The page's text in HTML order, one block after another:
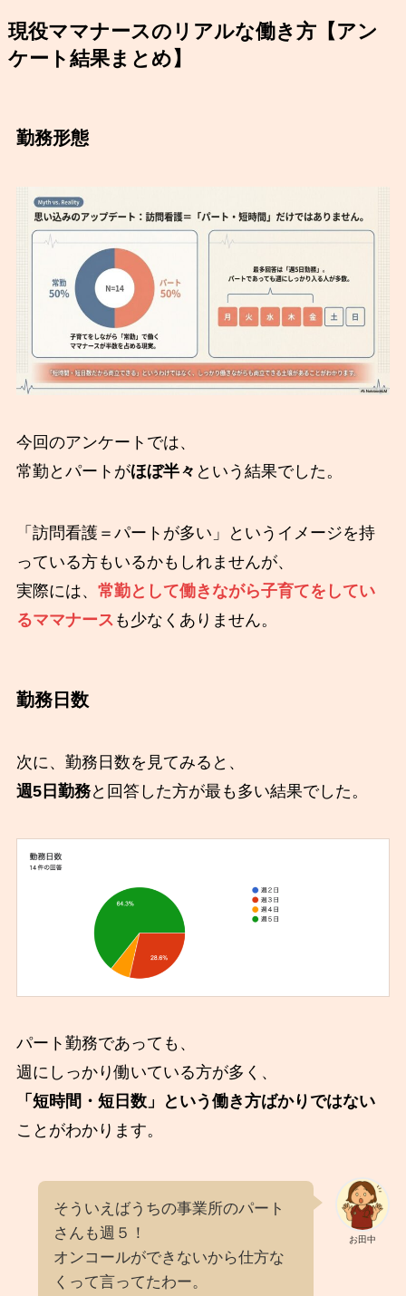
現役ママナースのリアルな働き方【アン
ケート結果まとめ】
勤務形態
今回のアンケートでは、
常勤とパートがほぼ半々 という結果でした。
「訪問看護＝パートが多い」というイメージを持
っている方もいるかもしれませんが、
実際には、 常勤として働きながら子育てをしてい
るママナース も少なくありません。
勤務日数
次に、勤務日数を見てみると、
週5日勤務と回答した方が最も多い結果でした。
パート勤務であっても、
週にしっかり働いている方が多く、
「短時間・短日数」という働き方ばかりではない
ことがわかります。
お田中
そういえばうちの事業所のパート
さんも週５！
オンコールができないから仕方な
くって言ってたわー。